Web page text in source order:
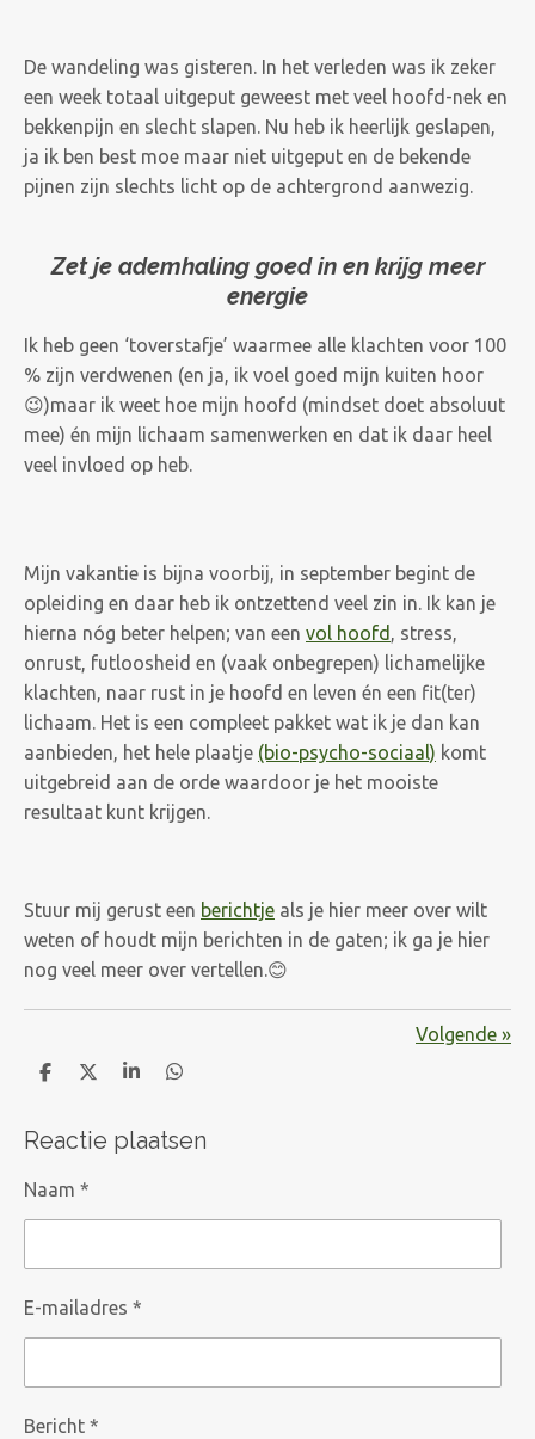
De wandeling was gisteren. In het verleden was ik zeker
een week totaal uitgeput geweest met veel hoofd-nek en
bekkenpijn en slecht slapen. Nu heb ik heerlijk geslapen,
ja ik ben best moe maar niet uitgeput en de bekende
pijnen zijn slechts licht op de achtergrond aanwezig.
Zet je ademhaling goed in en krijg meer
energie
Ik heb geen ‘toverstafje’ waarmee alle klachten voor 100
% zijn verdwenen (en ja, ik voel goed mijn kuiten hoor
😉)maar ik weet hoe mijn hoofd (mindset doet absoluut
mee) én mijn lichaam samenwerken en dat ik daar heel
veel invloed op heb.
Mijn vakantie is bijna voorbij, in september begint de
opleiding en daar heb ik ontzettend veel zin in. Ik kan je
hierna nóg beter helpen; van een vol hoofd , stress,
onrust, futloosheid en (vaak onbegrepen) lichamelijke
klachten, naar rust in je hoofd en leven én een fit(ter)
lichaam. Het is een compleet pakket wat ik je dan kan
aanbieden, het hele plaatje (bio-psycho-sociaal) komt
uitgebreid aan de orde waardoor je het mooiste
resultaat kunt krijgen.
Stuur mij gerust een berichtje als je hier meer over wilt
weten of houdt mijn berichten in de gaten; ik ga je hier
nog veel meer over vertellen.😊
Volgende »
D
e
D
l
S
r
D
e
Reactie plaatsen
Naam *
E-mailadres *
Bericht *